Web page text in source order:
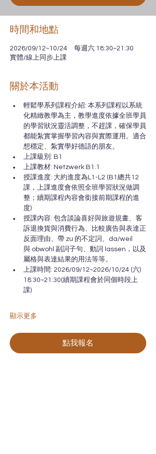
時間和地點
2026/09/12~10/24 每週六 18:30~21:30
實體/線上同步上課
關於本活動
輕鬆學系列課程介紹: 本系列課程以系統
化精緻教學為主，教學進度依據全班學員
的學習狀況靈活調整，不趕課，確保學員
都能紮實掌握學習內容與實際運用。適合
想穩定、紮實學好德語的朋友。
上課級別: B1
上課教材: Netzwerk B1.1
授課進度: 大約進度為L1-L2 (B1總共12
課，上課進度會依照全班學習狀況做調
整；續期課程內容會銜接前期課程的進
度)
授課內容: 包含談論喜好與旅遊規畫、客
訴退換貨與消費行為、比較廣告與表達正
反面理由、帶 zu 的不定詞、da/weil
與 obwohl 副詞子句、動詞 lassen，以及
屬格與表達結果的用法等等。
上課時間: 2026/09/12~2026/10/24 (六)
18:30~21:30(續期課程會於同個時段上
課)
顯示更多
點我報名